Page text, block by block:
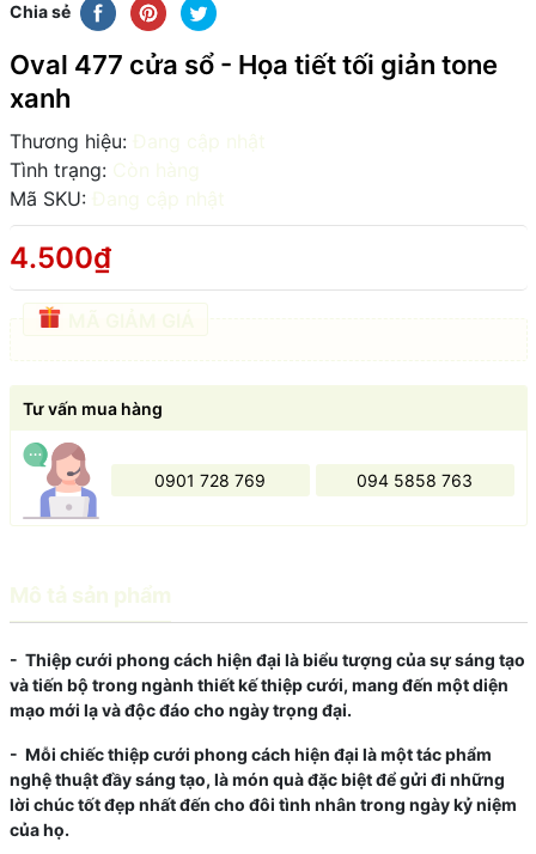
Chia sẻ
Oval 477 cửa sổ - Họa tiết tối giản tone
xanh
Thương hiệu: Đang cập nhật
Tình trạng: Còn hàng
Mã SKU: Đang cập nhật
4.500₫
Tư vấn mua hàng
0901 728 769 094 5858 763
Mô tả sản phẩm
- Thiệp cưới phong cách hiện đại là biểu tượng của sự sáng tạo
và tiến bộ trong ngành thiết kế thiệp cưới, mang đến một diện
mạo mới lạ và độc đáo cho ngày trọng đại.
- Mỗi chiếc thiệp cưới phong cách hiện đại là một tác phẩm
nghệ thuật đầy sáng tạo, là món quà đặc biệt để gửi đi những
lời chúc tốt đẹp nhất đến cho đôi tình nhân trong ngày kỷ niệm
của họ.